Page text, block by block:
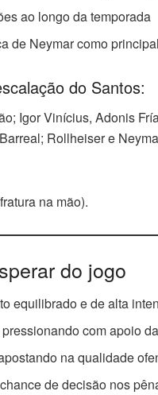
ao longo da temporada
de Neymar como
do Santos:
Igor Vinícius, Adonis
Rollheiser e
na mão).
do jogo
equilibrado e de alta
com apoio
na qualidade
de decisão nos